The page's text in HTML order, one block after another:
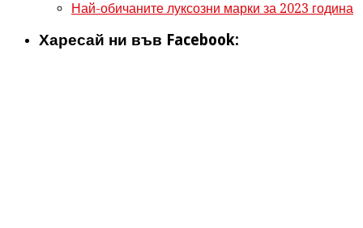
Най-обичаните луксозни марки за 2023 година
Харесай ни във Facebook: